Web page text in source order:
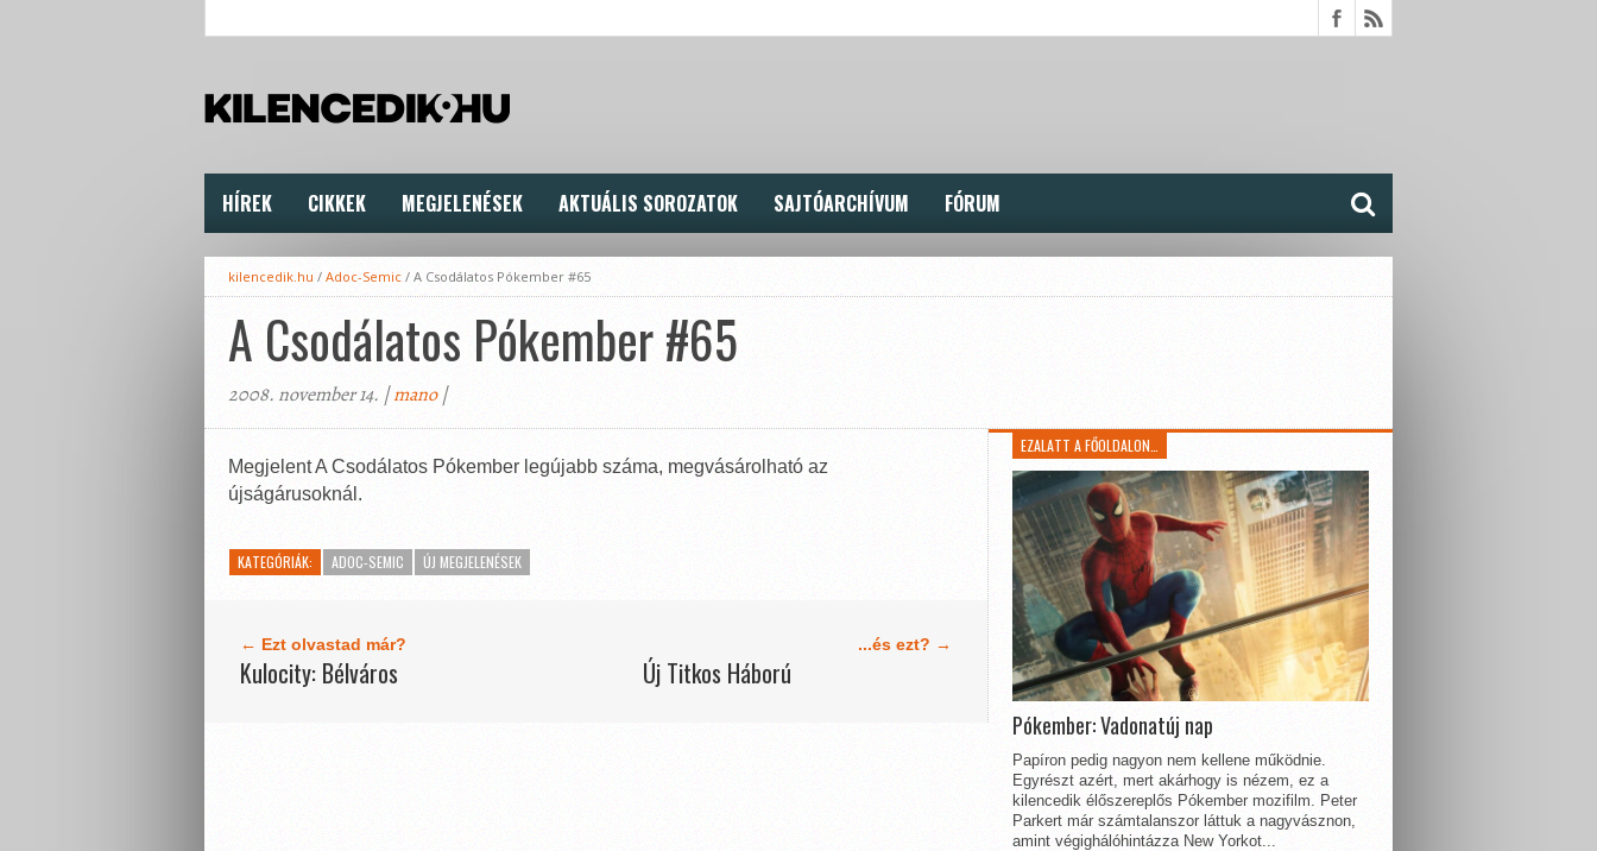
HÍREK CIKKEK MEGJELENÉSEK AKTUÁLIS SOROZATOK SAJTÓARCHÍVUM FÓRUM
kilencedik.hu / Adoc-Semic / A Csodálatos Pókember #65
A Csodálatos Pókember #65
2008. november 14. |mano|
Megjelent A Csodálatos Pókember legújabb száma, megvásárolható az
újságárusoknál.
KATEGÓRIÁK: ADOC-SEMIC ÚJ MEGJELENÉSEK
← Ezt olvastad már?
Kulocity: Bélváros
...és ezt? →
Új Titkos Háború
EZALATT A FŐOLDALON…
Pókember: Vadonatúj nap
Papíron pedig nagyon nem kellene működnie.
Egyrészt azért, mert akárhogy is nézem, ez a
kilencedik élőszereplős Pókember mozifilm. Peter
Parkert már számtalanszor láttuk a nagyvásznon,
amint végighálóhintázza New Yorkot...